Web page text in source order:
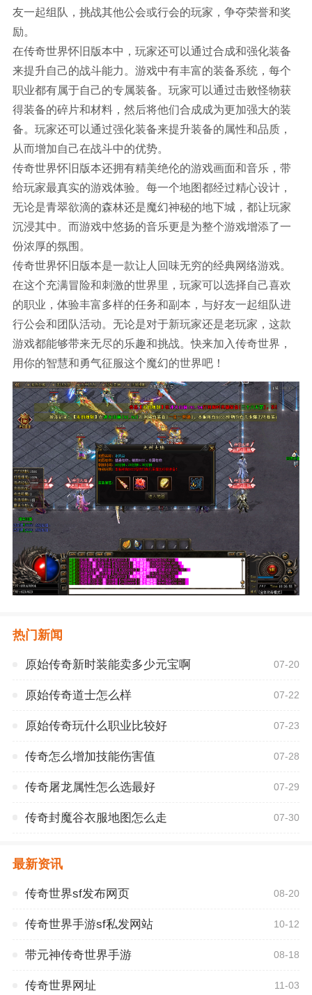
友一起组队，挑战其他公会或行会的玩家，争夺荣誉和奖
励。
在传奇世界怀旧版本中，玩家还可以通过合成和强化装备
来提升自己的战斗能力。游戏中有丰富的装备系统，每个
职业都有属于自己的专属装备。玩家可以通过击败怪物获
得装备的碎片和材料，然后将他们合成成为更加强大的装
备。玩家还可以通过强化装备来提升装备的属性和品质，
从而增加自己在战斗中的优势。
传奇世界怀旧版本还拥有精美绝伦的游戏画面和音乐，带
给玩家最真实的游戏体验。每一个地图都经过精心设计，
无论是青翠欲滴的森林还是魔幻神秘的地下城，都让玩家
沉浸其中。而游戏中悠扬的音乐更是为整个游戏增添了一
份浓厚的氛围。
传奇世界怀旧版本是一款让人回味无穷的经典网络游戏。
在这个充满冒险和刺激的世界里，玩家可以选择自己喜欢
的职业，体验丰富多样的任务和副本，与好友一起组队进
行公会和团队活动。无论是对于新玩家还是老玩家，这款
游戏都能够带来无尽的乐趣和挑战。快来加入传奇世界，
用你的智慧和勇气征服这个魔幻的世界吧！
热门新闻
原始传奇新时装能卖多少元宝啊 07-20
原始传奇道士怎么样 07-22
原始传奇玩什么职业比较好 07-23
传奇怎么增加技能伤害值 07-28
传奇屠龙属性怎么选最好 07-29
传奇封魔谷衣服地图怎么走 07-30
最新资讯
传奇世界sf发布网页 08-20
传奇世界手游sf私发网站 10-12
带元神传奇世界手游 08-18
传奇世界网址 11-03